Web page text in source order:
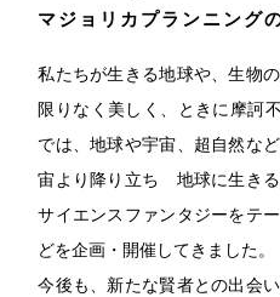
マジョリカプランニング
私たちが生きる地球や、生物
限りなく美しく、ときに摩訶
では、地球や宇宙、超自然な
宙より降り立ち 地球に生きる
サイエンスファンタジーをテ
どを企画・開催してきました。
今後も、新たな賢者との出会